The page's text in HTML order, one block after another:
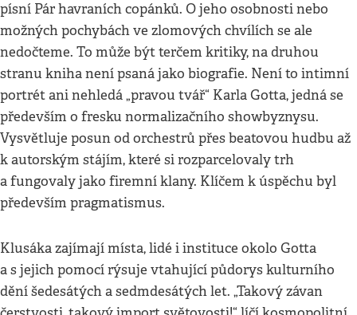
písní Pár havraních copánků. O jeho osobnosti nebo
možných pochybách ve zlomových chvílích se ale
nedočteme. To může být terčem kritiky, na druhou
stranu kniha není psaná jako biografie. Není to intimní
portrét ani nehledá „pravou tvář“ Karla Gotta, jedná se
především o fresku normalizačního showbyznysu.
Vysvětluje posun od orchestrů přes beatovou hudbu až
k autorským stájím, které si rozparcelovaly trh
a fungovaly jako firemní klany. Klíčem k úspěchu byl
především pragmatismus.
Klusáka zajímají místa, lidé i instituce okolo Gotta
a s jejich pomocí rýsuje vtahující půdorys kulturního
dění šedesátých a sedmdesátých let. „Takový závan